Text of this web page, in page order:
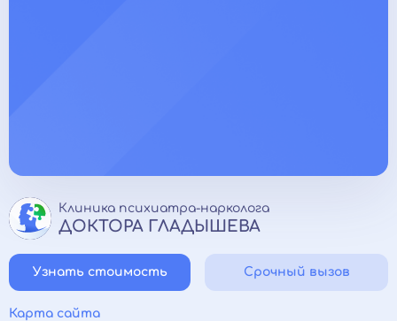
Клиника психиатра-нарколога
ДОКТОРА ГЛАДЫШЕВА
Узнать стоимость Срочный вызов
Карта сайта